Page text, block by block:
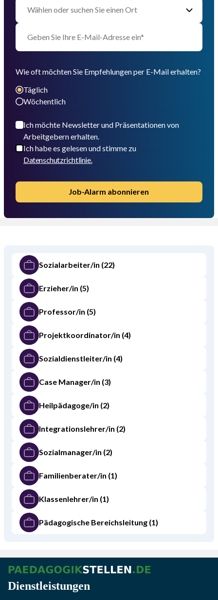
Wie oft möchten Sie Empfehlungen per E-Mail erhalten?
Täglich
Wöchentlich
Ich möchte Newsletter und Präsentationen von
Arbeitgebern erhalten.
Ich habe es gelesen und stimme zu
Datenschutzrichtlinie.
Job-Alarm abonnieren
Sozialarbeiter/in (22)
Erzieher/in (5)
Professor/in (5)
Projektkoordinator/in (4)
Sozialdienstleiter/in (4)
Case Manager/in (3)
Heilpädagoge/in (2)
Integrationslehrer/in (2)
Sozialmanager/in (2)
Familienberater/in (1)
Klassenlehrer/in (1)
Pädagogische Bereichsleitung (1)
Dienstleistungen